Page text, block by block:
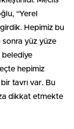
“Yerel
Hepimiz bu
sonra yüz yüze
belediye
hepimiz
tavrı var. Bu
dikkat etmekte